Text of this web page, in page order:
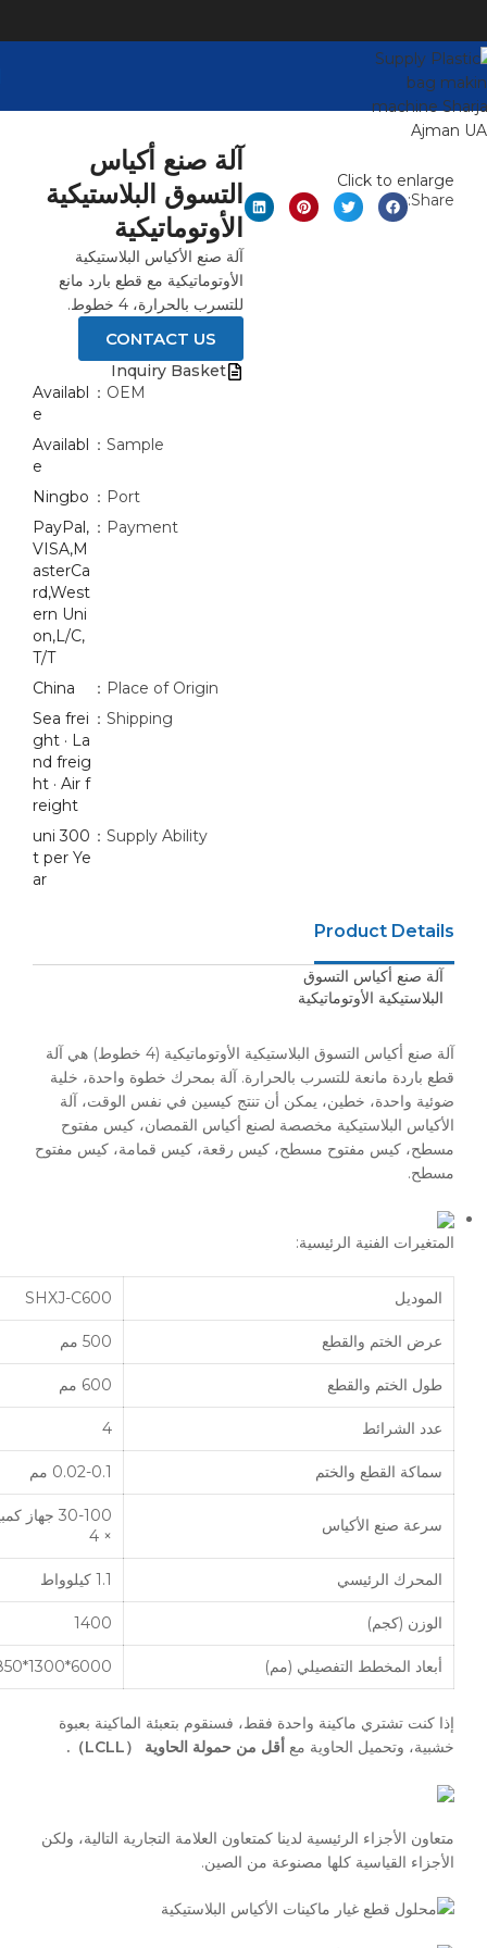
Click to enlarge
Share:
آلة صنع أكياس
التسوق البلاستيكية
الأوتوماتيكية
آلة صنع الأكياس البلاستيكية
الأوتوماتيكية مع قطع بارد مانع
للتسرب بالحرارة، 4 خطوط.
CONTACT US
Inquiry Basket
OEM：
Availabl
e
Sample：
Availabl
e
Port：
Ningbo
Payment：
PayPal,
VISA,M
asterCa
rd,West
ern Uni
on,L/C,
T/T
Place of Origin：
China
Shipping：
Sea frei
ght · La
nd freig
ht · Air f
reight
Supply Ability：
300 uni
t per Ye
ar
Product Details
آلة صنع أكياس التسوق
البلاستيكية الأوتوماتيكية
آلة صنع أكياس التسوق البلاستيكية الأوتوماتيكية (4 خطوط) هي آلة
قطع باردة مانعة للتسرب بالحرارة. آلة بمحرك خطوة واحدة، خلية
ضوئية واحدة، خطين، يمكن أن تنتج كيسين في نفس الوقت، آلة
الأكياس البلاستيكية مخصصة لصنع أكياس القمصان، كيس مفتوح
مسطح، كيس مفتوح مسطح، كيس رقعة، كيس قمامة، كيس مفتوح
مسطح.
المتغيرات الفنية الرئيسية:
الموديل SHXJ-C600
عرض الختم والقطع 500 مم
طول الختم والقطع 600 مم
عدد الشرائط 4
سماكة القطع والختم 0.02-0.1 مم
سرعة صنع الأكياس
30-100
× 4
المحرك الرئيسي 1.1 كيلوواط
الوزن (كجم) 1400
أبعاد المخطط التفصيلي (مم) 6000*1300*1850
إذا كنت تشتري ماكينة واحدة فقط، فسنقوم بتعبئة الماكينة بعبوة
خشبية، وتحميل الحاوية مع أقل من حمولة الحاوية （LCLL）.
متعاون الأجزاء الرئيسية لدينا كمتعاون العلامة التجارية التالية، ولكن
الأجزاء القياسية كلها مصنوعة من الصين.